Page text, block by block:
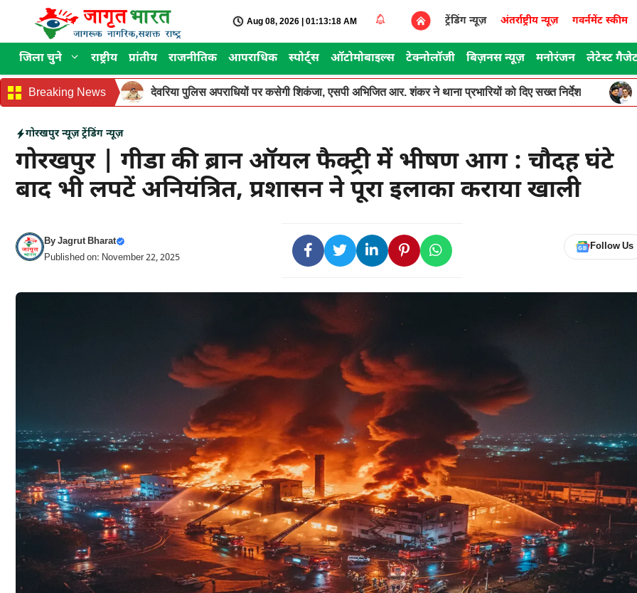
content
Aug 08, 2026 | 01:13:18 AM ट्रेंडिंग न्यूज़ अंतर्राष्ट्रीय न्यूज़ गवर्नमेंट स्कीम
जिला चुने राष्ट्रीय प्रांतीय राजनीतिक आपराधिक स्पोर्ट्स ऑटोमोबाइल्स टेक्नोलॉजी बिज़नस न्यूज़ मनोरंजन लेटेस्ट
Breaking News देवरिया पुलिस अपराधियों पर कसेगी शिकंजा, एसपी अभिजित आर. शंकर ने थाना प्रभारियों को दिए सख्त निर्देश
गोरखपुर न्यूज़ ट्रेंडिंग न्यूज़
गोरखपुर | गीडा की ब्रान ऑयल फैक्ट्री में भीषण आग : चौदह घंटे
बाद भी लपटें अनियंत्रित, प्रशासन ने पूरा इलाका कराया खाली
ByJagrut Bharat
Published on: November 22, 2025
Follow Us